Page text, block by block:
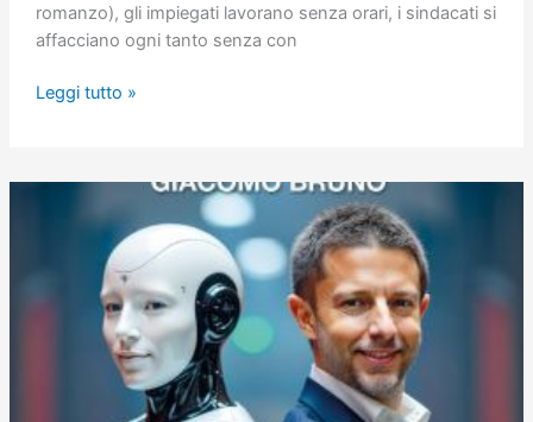
romanzo), gli impiegati lavorano senza orari, i sindacati si
affacciano ogni tanto senza con
Una
Leggi tutto »